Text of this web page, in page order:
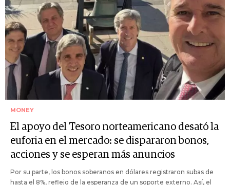
MONEY
El apoyo del Tesoro norteamericano desató la
euforia en el mercado: se dispararon bonos,
acciones y se esperan más anuncios
Por su parte, los bonos soberanos en dólares registraron subas de
hasta el 8%, reflejo de la esperanza de un soporte externo. Así, el